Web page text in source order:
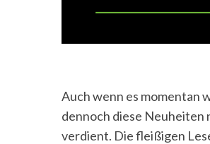
Auch wenn es momentan
dennoch diese Neuheiten
verdient. Die fleißigen